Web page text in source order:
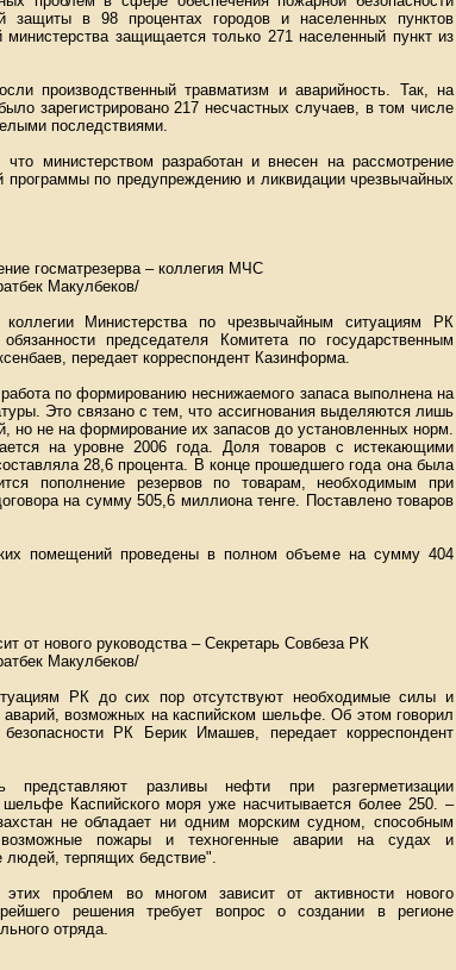
защиты в 98 процентах городов и населенных пунктов
защищается только 271 населенный пункт из
производственный травматизм и аварийность. Так, на
зарегистрировано 217 несчастных случаев, в том числе
последствиями.
министерством разработан и внесен на рассмотрение
программы по предупреждению и ликвидации чрезвычайных
госматрезерва – коллегия МЧС
Макулбеков/
Министерства по чрезвычайным ситуациям РК
председателя Комитета по государственным
передает корреспондент Казинформа.
по формированию неснижаемого запаса выполнена на
Это связано с тем, что ассигнования выделяются лишь
но не на формирование их запасов до установленных норм.
на уровне 2006 года. Доля товаров с истекающими
28,6 процента. В конце прошедшего года она была
пополнение резервов по товарам, необходимым при
на сумму 505,6 миллиона тенге. Поставлено товаров
помещений проведены в полном объеме на сумму 404
от нового руководства – Секретарь Совбеза РК
Макулбеков/
РК до сих пор отсутствуют необходимые силы и
аварий, возможных на каспийском шельфе. Об этом говорил
РК Берик Имашев, передает корреспондент
представляют разливы нефти при разгерметизации
Каспийского моря уже насчитывается более 250. –
не обладает ни одним морским судном, способным
возможные пожары и техногенные аварии на судах и
людей, терпящих бедствие".
проблем во многом зависит от активности нового
решения требует вопрос о создании в регионе
отряда.